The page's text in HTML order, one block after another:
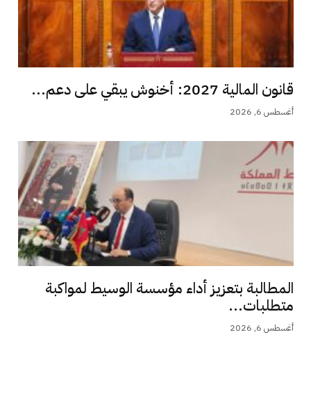
قانون المالية 2027: أخنوش يبقي على دعم...
أغسطس 6, 2026
المطالبة بتعزيز أداء مؤسسة الوسيط لمواكبة
متطلبات...
أغسطس 6, 2026